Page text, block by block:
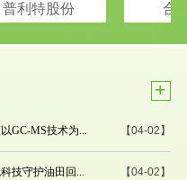
普利特股份 合
+
【04-02】
GC-MS技术为...
【04-02】
技守护油田回...